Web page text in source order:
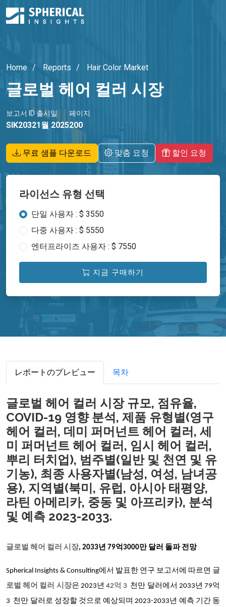
Home Reports Hair Color Market
글로벌 헤어 컬러 시장
보고서 ID
SIK2032
출시일
1월 2025
페이지
200
무료 샘플 다운로드 맞춤 요청 할인 요청
라이선스 유형 선택
단일 사용자 : $ 3550
다중 사용자 : $ 5550
엔터프라이즈 사용자 : $ 7550
지금 구매하기
レポートのプレビュー 목차
글로벌 헤어 컬러 시장 규모, 점유율,
COVID-19 영향 분석, 제품 유형별(영구
헤어 컬러, 데미 퍼머넌트 헤어 컬러, 세
미 퍼머넌트 헤어 컬러, 임시 헤어 컬러,
뿌리 터치업), 범주별(일반 및 천연 및 유
기농), 최종 사용자별(남성, 여성, 남녀공
용), 지역별(북미, 유럽, 아시아 태평양,
라틴 아메리카, 중동 및 아프리카), 분석
및 예측 2023-2033.
글로벌 헤어 컬러 시장, 2033년 79억3000만 달러 돌파 전망
Spherical Insights & Consulting에서 발표한 연구 보고서에 따르면 글
로벌 헤어 컬러 시장은 2023년 42억 3 천만 달러에서 2033년79억
3 천만 달러로 성장할 것으로 예상되며 2023-2033년 예측 기간 동